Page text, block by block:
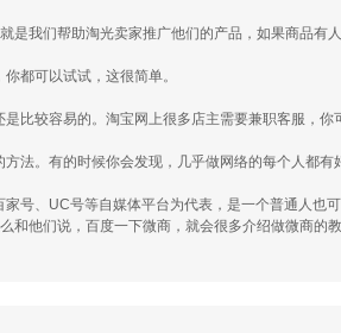
我们帮助淘光卖家推广他们的产品，如果商品有
都可以试试，这很简单。
比较容易的。淘宝网上很多店主需要兼职客服，你
。有的时候你会发现，几乎做网络的每个人都有
号、UC号等自媒体平台为代表，是一个普通人也
他们说，百度一下微商，就会很多介绍做微商的